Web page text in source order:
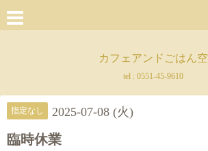
カフェアンドごはん空
tel : 0551-45-9610
指定なし 2025-07-08 (火)
臨時休業